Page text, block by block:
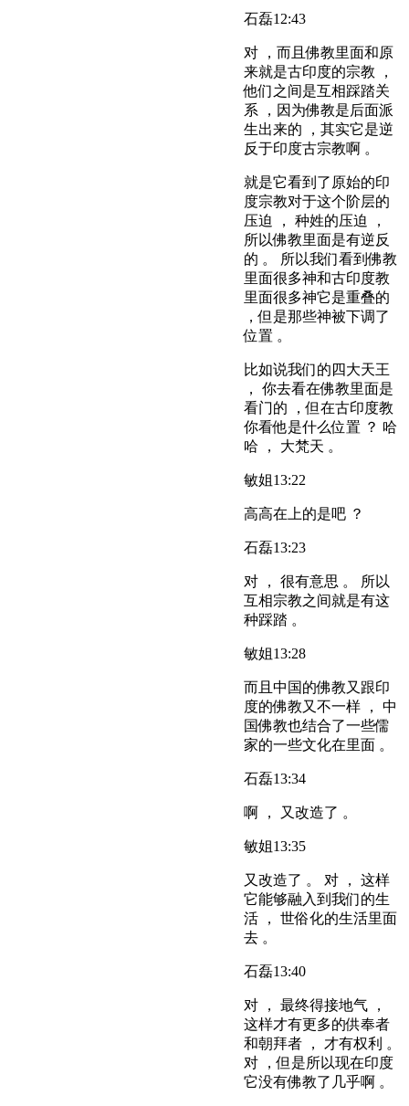
石磊12:43
对 ，而且佛教里面和原
来就是古印度的宗教 ，
他们之间是互相踩踏关
系 ，因为佛教是后面派
生出来的 ，其实它是逆
反于印度古宗教啊 。
就是它看到了原始的印
度宗教对于这个阶层的
压迫 ， 种姓的压迫 ，
所以佛教里面是有逆反
的 。 所以我们看到佛教
里面很多神和古印度教
里面很多神它是重叠的
，但是那些神被下调了
位置 。
比如说我们的四大天王
， 你去看在佛教里面是
看门的 ，但在古印度教
你看他是什么位置 ？ 哈
哈 ， 大梵天 。
敏姐13:22
高高在上的是吧 ？
石磊13:23
对 ， 很有意思 。 所以
互相宗教之间就是有这
种踩踏 。
敏姐13:28
而且中国的佛教又跟印
度的佛教又不一样 ， 中
国佛教也结合了一些儒
家的一些文化在里面 。
石磊13:34
啊 ， 又改造了 。
敏姐13:35
又改造了 。 对 ， 这样
它能够融入到我们的生
活 ， 世俗化的生活里面
去 。
石磊13:40
对 ， 最终得接地气 ，
这样才有更多的供奉者
和朝拜者 ， 才有权利 。
对 ，但是所以现在印度
它没有佛教了几乎啊 。